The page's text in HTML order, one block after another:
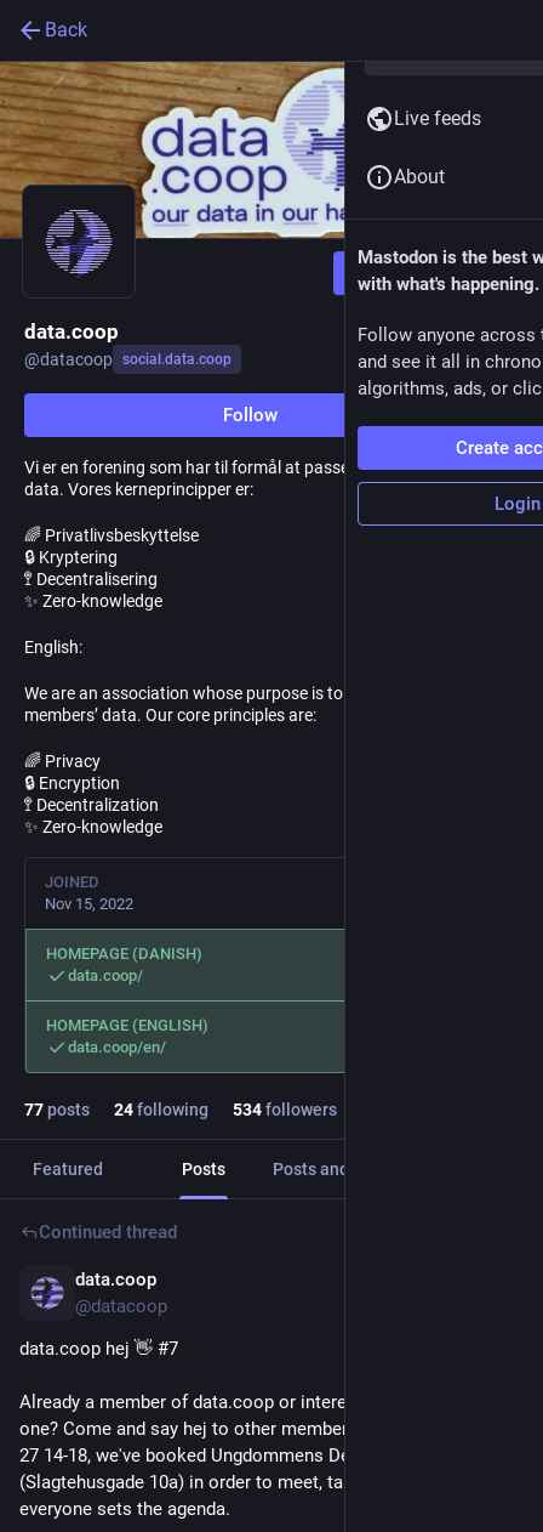
Back
Follow
data.coop
@datacoop social.data.coop
Follow
Vi er en forening som har til formål at passe på medlemmernes
data. Vores kerneprincipper er:
🌈 Privatlivsbeskyttelse
🔒 Kryptering
🚏 Decentralisering
✨ Zero-knowledge
English:
We are an association whose purpose is to look after the
members’ data. Our core principles are:
🌈 Privacy
🔒 Encryption
🚏 Decentralization
✨ Zero-knowledge
JOINED
Nov 15, 2022
HOMEPAGE (DANISH)
data.coop/
HOMEPAGE (ENGLISH)
data.coop/en/
77posts 24following 534followers
Featured Posts Posts and replies
Continued thread
data.coop
@datacoop
data.coop hej 👋 #7
Already a member of data.coop or interested in becoming
one? Come and say hej to other members! On Saturday June
27 14-18, we've booked Ungdommens Demokratihus
(Slagtehusgade 10a) in order to meet, talk, share, code -
everyone sets the agenda.
Live feeds
About
Mastodon is the best
with what's happening.
Follow anyone across
and see it all in
algorithms, ads, or
Create
Login